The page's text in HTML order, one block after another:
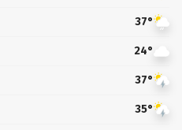
37°
24°
37°
35°